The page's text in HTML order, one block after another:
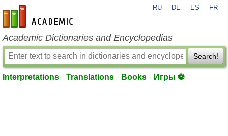
en-academic.com
RU DE ES FR
Academic Dictionaries and Encyclopedias
Search!
Interpretations Translations Books Игры ⚽